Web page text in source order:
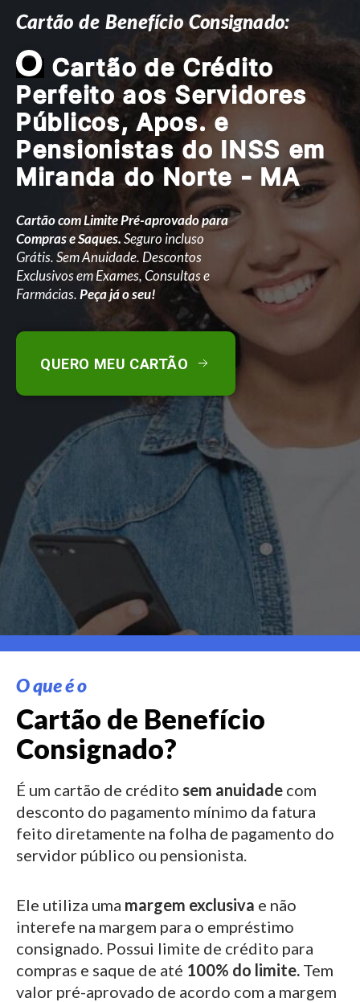
Cartão de Benefício Consignado:
O Cartão de Crédito
Perfeito aos Servidores
Públicos, Apos. e
Pensionistas do INSS em
Miranda do Norte - MA
Cartão com Limite Pré-aprovado para
Compras e Saques.Seguro incluso
Grátis. Sem Anuidade. Descontos
Exclusivos em Exames, Consultas e
Farmácias.Peça já o seu!
QUERO MEU CARTÃO
O que é o
Cartão de Benefício
Consignado?
É um cartão de crédito sem anuidade com
desconto do pagamento mínimo da fatura
feito diretamente na folha de pagamento do
servidor público ou pensionista.
Ele utiliza uma margem exclusiva e não
interefe na margem para o empréstimo
consignado. Possui limite de crédito para
compras e saque de até 100% do limite. Tem
valor pré-aprovado de acordo com a margem